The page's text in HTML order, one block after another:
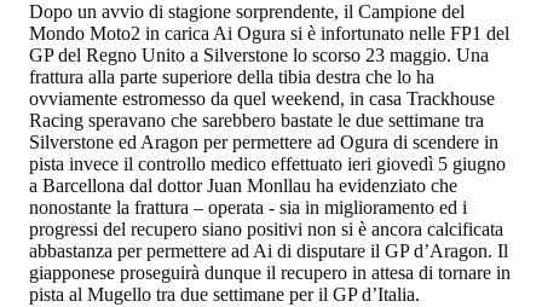
Dopo un avvio di stagione sorprendente, il Campione del
Mondo Moto2 in carica Ai Ogura si è infortunato nelle FP1 del
GP del Regno Unito a Silverstone lo scorso 23 maggio. Una
frattura alla parte superiore della tibia destra che lo ha
ovviamente estromesso da quel weekend, in casa Trackhouse
Racing speravano che sarebbero bastate le due settimane tra
Silverstone ed Aragon per permettere ad Ogura di scendere in
pista invece il controllo medico effettuato ieri giovedì 5 giugno
a Barcellona dal dottor Juan Monllau ha evidenziato che
nonostante la frattura – operata - sia in miglioramento ed i
progressi del recupero siano positivi non si è ancora calcificata
abbastanza per permettere ad Ai di disputare il GP d’Aragon. Il
giapponese proseguirà dunque il recupero in attesa di tornare in
pista al Mugello tra due settimane per il GP d’Italia.